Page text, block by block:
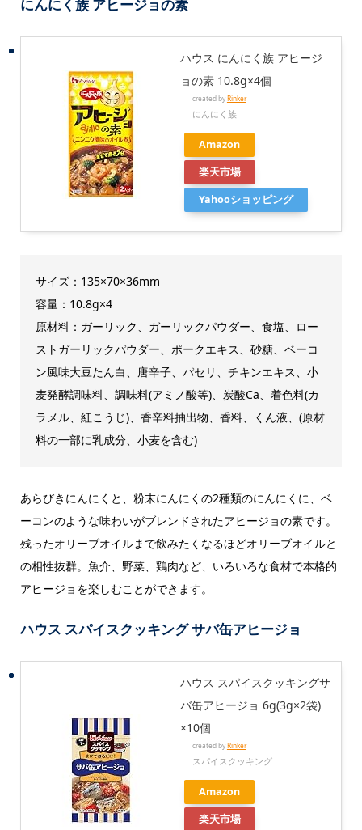
にんにく族 アヒージョの素
ハウス にんにく族 アヒージ
ョの素 10.8g×4個
created byRinker
にんにく族
Amazon
楽天市場
Yahooショッピング
サイズ：135×70×36mm
容量：10.8g×4
原材料：ガーリック、ガーリックパウダー、食塩、ロー
ストガーリックパウダー、ポークエキス、砂糖、ベーコ
ン風味大豆たん白、唐辛子、パセリ、チキンエキス、小
麦発酵調味料、調味料(アミノ酸等)、炭酸Ca、着色料(カ
ラメル、紅こうじ)、香辛料抽出物、香料、くん液、(原材
料の一部に乳成分、小麦を含む)
あらびきにんにくと、粉末にんにくの2種類のにんにくに、ベ
ーコンのような味わいがブレンドされたアヒージョの素です。
残ったオリーブオイルまで飲みたくなるほどオリーブオイルと
の相性抜群。魚介、野菜、鶏肉など、いろいろな食材で本格的
アヒージョを楽しむことができます。
ハウス スパイスクッキング サバ缶アヒージョ
ハウス スパイスクッキングサ
バ缶アヒージョ 6g(3g×2袋)
×10個
created byRinker
スパイスクッキング
Amazon
楽天市場